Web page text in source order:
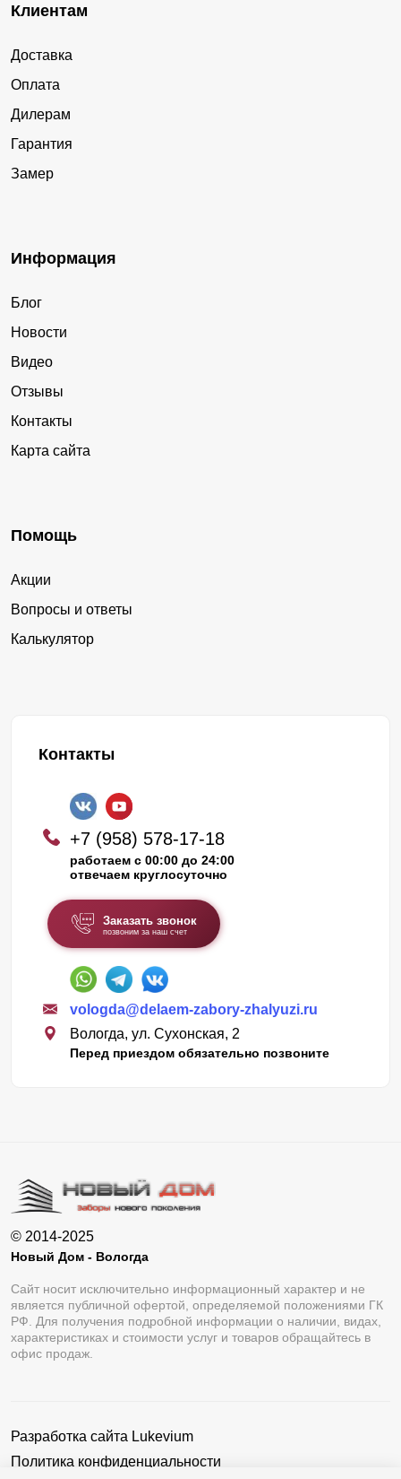
Клиентам
Доставка
Оплата
Дилерам
Гарантия
Замер
Информация
Блог
Новости
Видео
Отзывы
Контакты
Карта сайта
Помощь
Акции
Вопросы и ответы
Калькулятор
Контакты
+7 (958) 578-17-18
работаем с 00:00 до 24:00
отвечаем круглосуточно
Заказать звонок
позвоним за наш счет
vologda@delaem-zabory-zhalyuzi.ru
Вологда, ул. Сухонская, 2
Перед приездом обязательно позвоните
© 2014-2025
Новый Дом - Вологда
Сайт носит исключительно информационный характер и не
является публичной офертой, определяемой положениями ГК
РФ. Для получения подробной информации о наличии, видах,
характеристиках и стоимости услуг и товаров обращайтесь в
офис продаж.
Разработка сайта Lukevium
Политика конфиденциальности